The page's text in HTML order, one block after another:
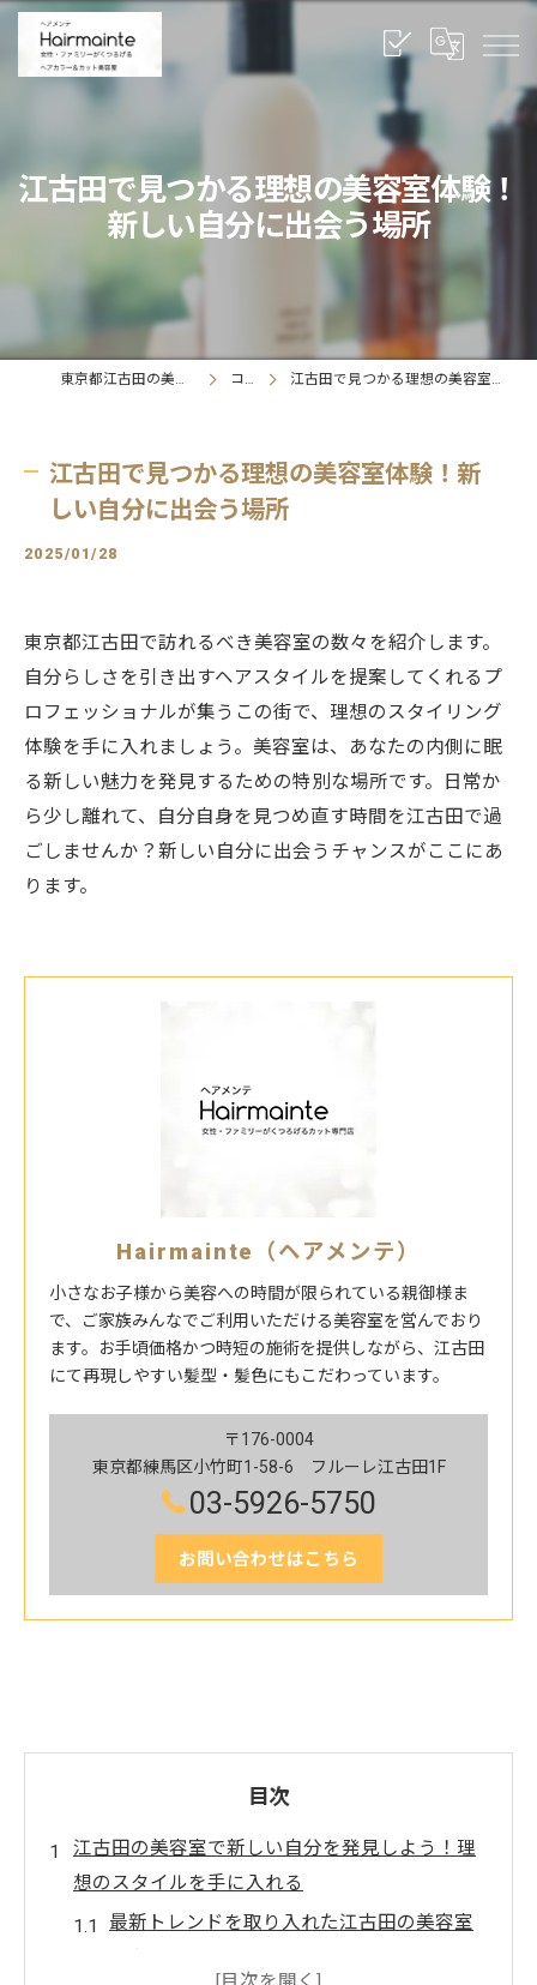
江古田で見つかる理想の美容室体験！
新しい自分に出会う場所
東京都江古田の美容室ならヘアメンテ コラム 江古田で見つかる理想の美容室体験！新しい自分に出会う場所
江古田で見つかる理想の美容室体験！新
しい自分に出会う場所
2025/01/28
東京都江古田で訪れるべき美容室の数々を紹介します。
自分らしさを引き出すヘアスタイルを提案してくれるプ
ロフェッショナルが集うこの街で、理想のスタイリング
体験を手に入れましょう。美容室は、あなたの内側に眠
る新しい魅力を発見するための特別な場所です。日常か
ら少し離れて、自分自身を見つめ直す時間を江古田で過
ごしませんか？新しい自分に出会うチャンスがここにあ
ります。
Hairmainte（ヘアメンテ）
小さなお子様から美容への時間が限られている親御様ま
で、ご家族みんなでご利用いただける美容室を営んでおり
ます。お手頃価格かつ時短の施術を提供しながら、江古田
にて再現しやすい髪型・髪色にもこだわっています。
〒176-0004
東京都練馬区小竹町1-58-6 フルーレ江古田1F
03-5926-5750
お問い合わせはこちら
目次
江古田の美容室で新しい自分を発見しよう！理
想のスタイルを手に入れる
最新トレンドを取り入れた江古田の美容室